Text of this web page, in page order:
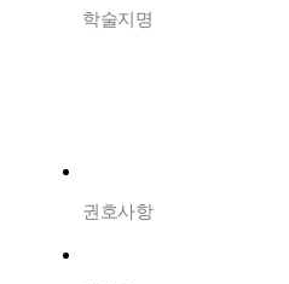
학술지명
권호사항